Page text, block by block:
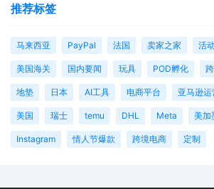
推荐标签
马来西亚 PayPal 法国 卖家之家 活动
美国海关 国内要闻 玩具 POD孵化
地垫 日本 AI工具 电商平台 亚马逊运
美国 瑞士 temu DHL Meta 美加
Instagram 情人节爆款 跨境电商 定制